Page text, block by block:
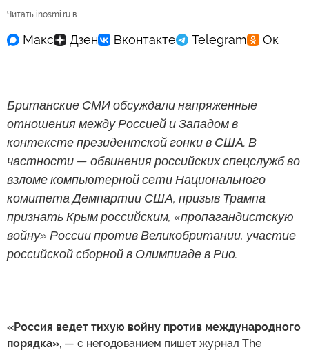
Читать inosmi.ru в
Британские СМИ обсуждали напряженные
отношения между Россией и Западом в
контексте президентской гонки в США. В
частности — обвинения российских спецслужб во
взломе компьютерной сети Национального
комитета Демпартии США, призыв Трампа
признать Крым российским, «пропагандистскую
войну» России против Великобритании, участие
российской сборной в Олимпиаде в Рио.
«Россия ведет тихую войну против международного
порядка», — с негодованием пишет журнал The